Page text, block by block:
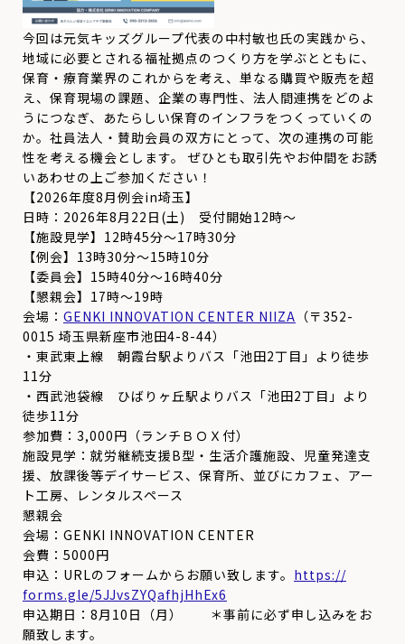
今回は元気キッズグループ代表の中村敏也氏の実践から、
地域に必要とされる福祉拠点のつくり方を学ぶとともに、
保育・ 療育業界のこれからを考え、単なる購買や販売を超
え、 保育現場の課題、企業の専門性、法人間連携をどのよ
うにつなぎ、 あたらしい保育のインフラをつくっていくの
か。社員法人・ 賛助会員の双方にとって、 次の連携の可能
性を考える機会とします。 ぜひとも取引先やお仲間をお誘
いあわせの上ご参加ください！
【2026年度8月例会in埼玉】
日時：2026年8月22日(土) 受付開始12時～
【施設見学】12時45分～17時30分
【例会】13時30分～15時10分
【委員会】15時40分～16時40分
【懇親会】17時～19時
会場： GENKI INNOVATION CENTER NIIZA （〒352-
0015 埼玉県新座市池田4-8-44）
・東武東上線 朝霞台駅よりバス「池田2丁目」より徒歩
11分
・西武池袋線 ひばりヶ丘駅よりバス「池田2丁目」より
徒歩11分
参加費：3,000円（ランチＢＯＸ付）
施設見学：就労継続支援B型・生活介護施設、児童発達支
援、 放課後等デイサービス、保育所、並びにカフェ、アー
ト工房、
レンタルスペース
懇親会
会場：GENKI INNOVATION CENTER
会費：5000円
申込：URLのフォームからお願い致します。 https://
forms.gle/5JJvsZYQafhjHhEx6
申込期日：8月10日（月） ＊事前に必ず申し込みをお
願致します。